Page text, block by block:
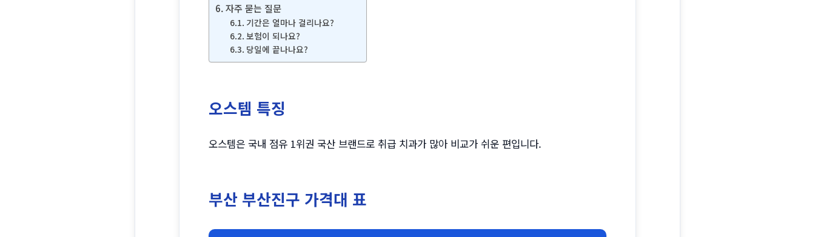
자주 묻는 질문
기간은 얼마나 걸리나요?
보험이 되나요?
당일에 끝나나요?
오스템 특징
오스템은 국내 점유 1위권 국산 브랜드로 취급 치과가 많아 비교가 쉬운 편입니다.
부산 부산진구 가격대 표